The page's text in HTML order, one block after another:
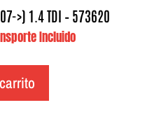
>) 1.4 TDI – 573620
Incluido